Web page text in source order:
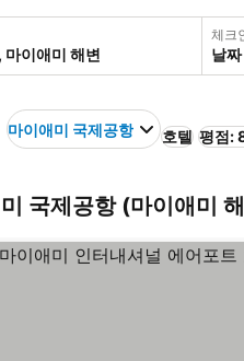
체크
날
마이애미 국제공항 호텔 평점:
국제공항 (마이애미